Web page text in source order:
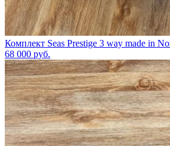
Комплект Seas Prestige 3 way made in
68 000 руб.